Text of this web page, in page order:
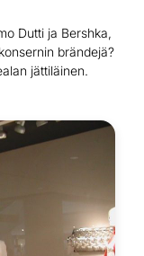
Dutti ja Bershka,
brändejä?
jättiläinen.